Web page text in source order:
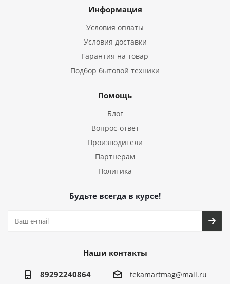
Информация
Условия оплаты
Условия доставки
Гарантия на товар
Подбор бытовой техники
Помощь
Блог
Вопрос-ответ
Производители
Партнерам
Политика
Будьте всегда в курсе!
Наши контакты
89292240864 tekamartmag@mail.ru